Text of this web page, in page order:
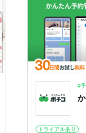
#
トライアルあり